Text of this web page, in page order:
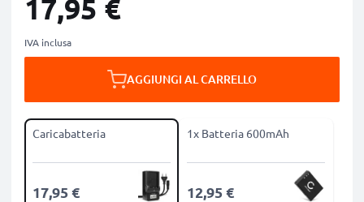
17,95 €
IVA inclusa
AGGIUNGI AL CARRELLO
Caricabatteria
17,95 €
1x Batteria 600mAh
12,95 €